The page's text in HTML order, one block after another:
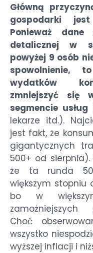
Główną
gospodarki jest
Ponieważ dane
detalicznej w
powyżej 9 osób
spowolnienie,
wydatków
zmniejszyć się
segmencie usług
lekarze itd.).
jest fakt, że
gigantycznych
500+ od
że ta runda
większym stopniu
bo w
zamożniejszych
Choć
wszystko
wyższej inflacji i